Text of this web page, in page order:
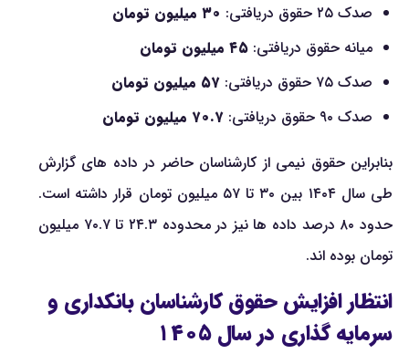
صدک ۲۵ حقوق دریافتی:
۳۰ میلیون تومان
میانه حقوق دریافتی: ۴۵ میلیون تومان
صدک ۷۵ حقوق دریافتی:
۵۷ میلیون تومان
صدک ۹۰ حقوق دریافتی:
۷۰.۷ میلیون تومان
بنابراین حقوق نیمی از کارشناسان حاضر در داده های گزارش
طی سال ۱۴۰۴ بین ۳۰ تا ۵۷ میلیون تومان قرار داشته است.
حدود ۸۰ درصد داده ها نیز در محدوده ۲۴.۳ تا ۷۰.۷ میلیون
تومان بوده اند.
انتظار افزایش حقوق کارشناسان بانکداری و
سرمایه گذاری در سال ۱۴۰۵